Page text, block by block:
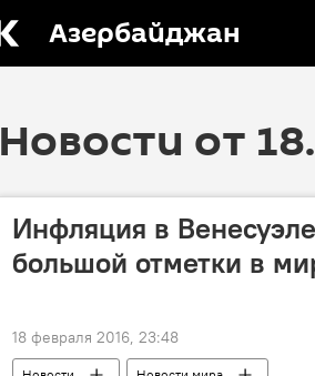
Азербайджан
Новости от
Инфляция в
большой отметки в
18 февраля 2016, 23:48